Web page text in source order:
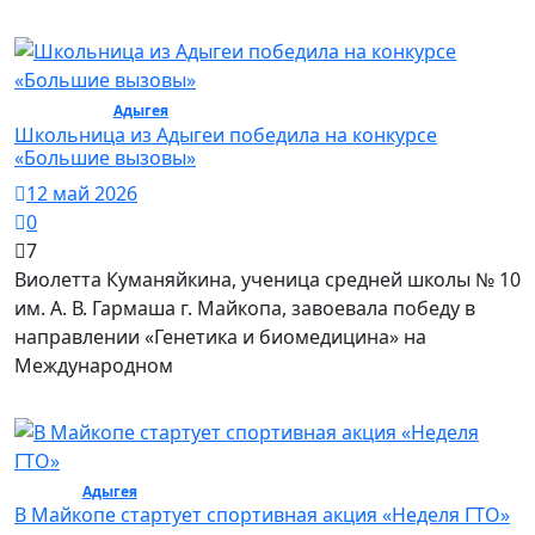
Адыгея/ Общество
Школьница из Адыгеи победила на конкурсе
«Большие вызовы»
12 май 2026
0
7
Виолетта Куманяйкина, ученица средней школы № 10
им. А. В. Гармаша г. Майкопа, завоевала победу в
направлении «Генетика и биомедицина» на
Международном
Адыгея/ Спорт
В Майкопе стартует спортивная акция «Неделя ГТО»